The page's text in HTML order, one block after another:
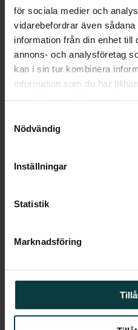
för sociala medier och
vidarebefordrar även
information från din enhet till
annons- och analysföretag
kan i sin tur kombinera
information som du har
Nödvändig
Inställningar
Statistik
Marknadsföring
Rum: 2
33 kvm
Våning: 5
Avgift: -
Dokument